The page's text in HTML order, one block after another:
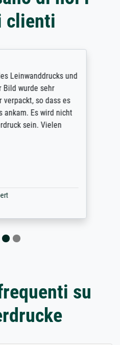
clienti
Leinwanddrucks und
Bild wurde sehr
so dass es
ankam. Es wird nicht
sein. Vielen
su